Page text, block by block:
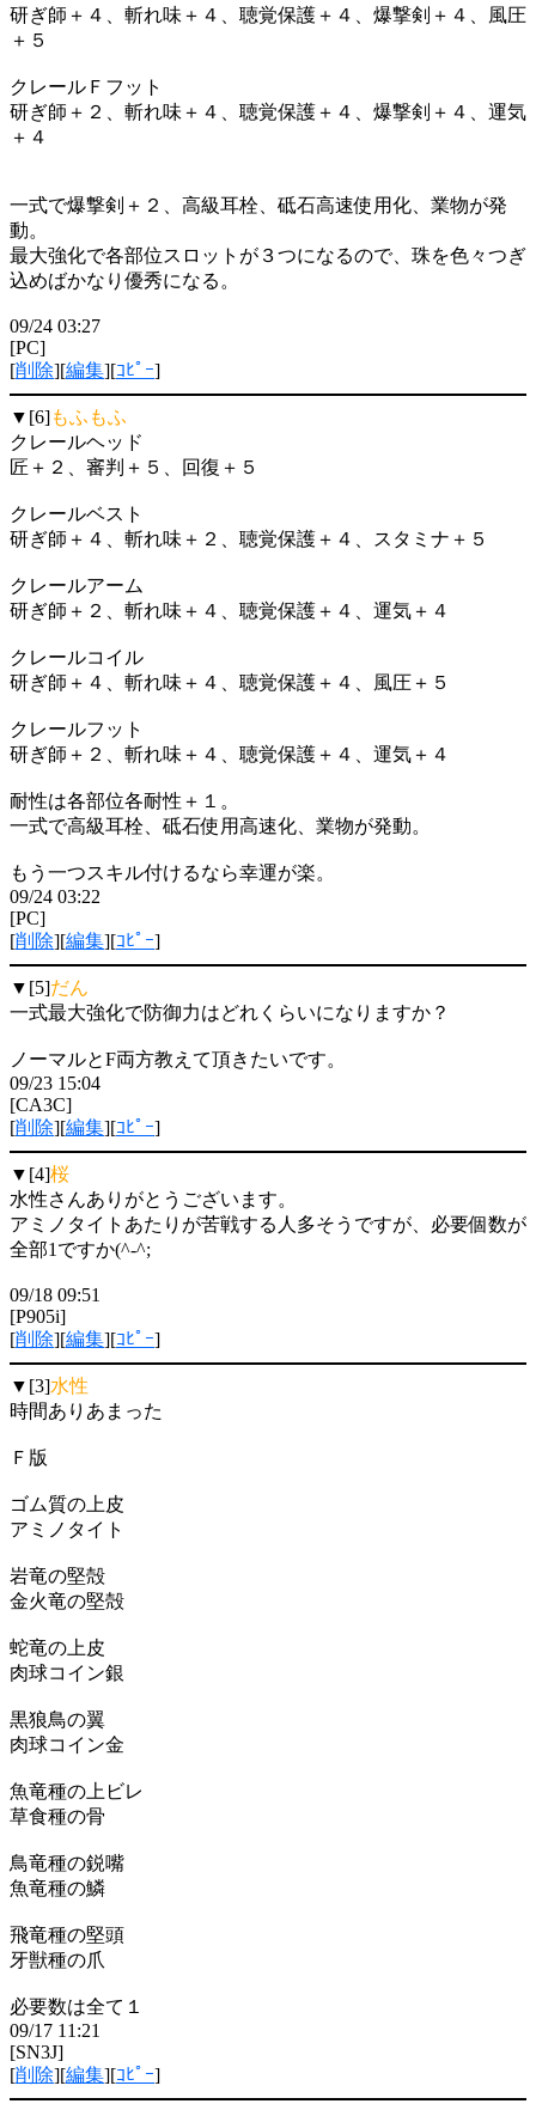
研ぎ師＋４、斬れ味＋４、聴覚保護＋４、爆撃剣＋４、風圧
＋５
クレールＦフット
研ぎ師＋２、斬れ味＋４、聴覚保護＋４、爆撃剣＋４、運気
＋４
一式で爆撃剣＋２、高級耳栓、砥石高速使用化、業物が発
動。
最大強化で各部位スロットが３つになるので、珠を色々つぎ
込めばかなり優秀になる。
09/24 03:27
[PC]
[削除][編集][ｺﾋﾟｰ]
▼[6]もふもふ
クレールヘッド
匠＋２、審判＋５、回復＋５
クレールベスト
研ぎ師＋４、斬れ味＋２、聴覚保護＋４、スタミナ＋５
クレールアーム
研ぎ師＋２、斬れ味＋４、聴覚保護＋４、運気＋４
クレールコイル
研ぎ師＋４、斬れ味＋４、聴覚保護＋４、風圧＋５
クレールフット
研ぎ師＋２、斬れ味＋４、聴覚保護＋４、運気＋４
耐性は各部位各耐性＋１。
一式で高級耳栓、砥石使用高速化、業物が発動。
もう一つスキル付けるなら幸運が楽。
09/24 03:22
[PC]
[削除][編集][ｺﾋﾟｰ]
▼[5]だん
一式最大強化で防御力はどれくらいになりますか？
ノーマルとF両方教えて頂きたいです。
09/23 15:04
[CA3C]
[削除][編集][ｺﾋﾟｰ]
▼[4]桜
水性さんありがとうございます。
アミノタイトあたりが苦戦する人多そうですが、必要個数が
全部1ですか(^-^;
09/18 09:51
[P905i]
[削除][編集][ｺﾋﾟｰ]
▼[3]水性
時間ありあまった
Ｆ版
ゴム質の上皮
アミノタイト
岩竜の堅殻
金火竜の堅殻
蛇竜の上皮
肉球コイン銀
黒狼鳥の翼
肉球コイン金
魚竜種の上ビレ
草食種の骨
鳥竜種の鋭嘴
魚竜種の鱗
飛竜種の堅頭
牙獣種の爪
必要数は全て１
09/17 11:21
[SN3J]
[削除][編集][ｺﾋﾟｰ]